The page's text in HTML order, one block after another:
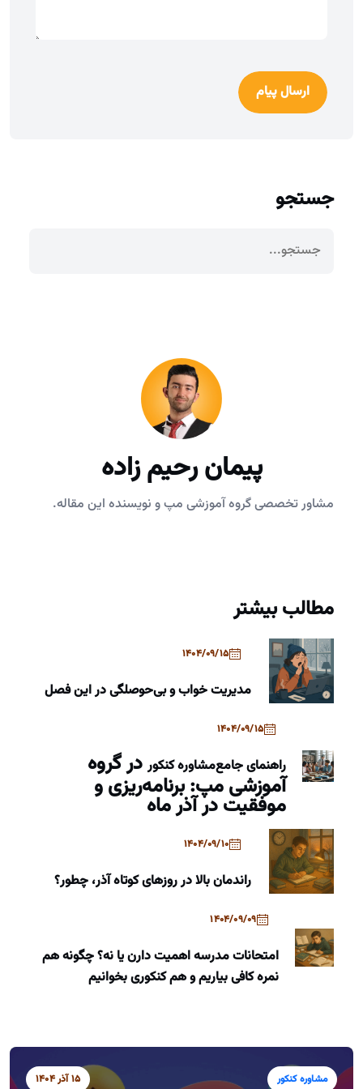
ارسال پیام
جستجو
پیمان رحیم زاده
مشاور تخصصی گروه آموزشی مپ و نویسنده این مقاله.
مطالب بیشتر
1404/09/15
مدیریت خواب و بی‌حوصلگی در این فصل
1404/09/15
راهنمای جامعمشاوره کنکوردر گروه
آموزشی مپ: برنامه‌ریزی و
موفقیت در آذر ماه
1404/09/10
راندمان بالا در روزهای کوتاه آذر، چطور؟
1404/09/09
امتحانات مدرسه اهمیت دارن یا نه؟ چگونه هم
نمره کافی بیاریم و هم کنکوری بخوانیم
مشاوره کنکور 15 آذر 1404